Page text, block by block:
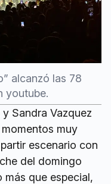
alcanzó las 78
youtube.
Sandra Vazquez
muy
escenario con
del domingo
que especial,